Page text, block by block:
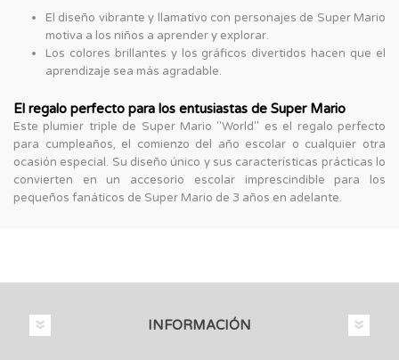
El diseño vibrante y llamativo con personajes de Super Mario
motiva a los niños a aprender y explorar.
Los colores brillantes y los gráficos divertidos hacen que el
aprendizaje sea más agradable.
El regalo perfecto para los entusiastas de Super Mario
Este plumier triple de Super Mario "World" es el regalo perfecto
para cumpleaños, el comienzo del año escolar o cualquier otra
ocasión especial. Su diseño único y sus características prácticas lo
convierten en un accesorio escolar imprescindible para los
pequeños fanáticos de Super Mario de 3 años en adelante.
INFORMACIÓN